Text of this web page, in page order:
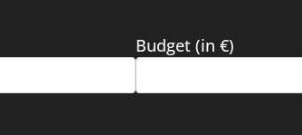
Budget (in €)